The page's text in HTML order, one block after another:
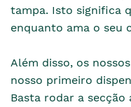
tampa. Isto significa
enquanto ama o seu
Além disso, os
nosso primeiro
Basta rodar a